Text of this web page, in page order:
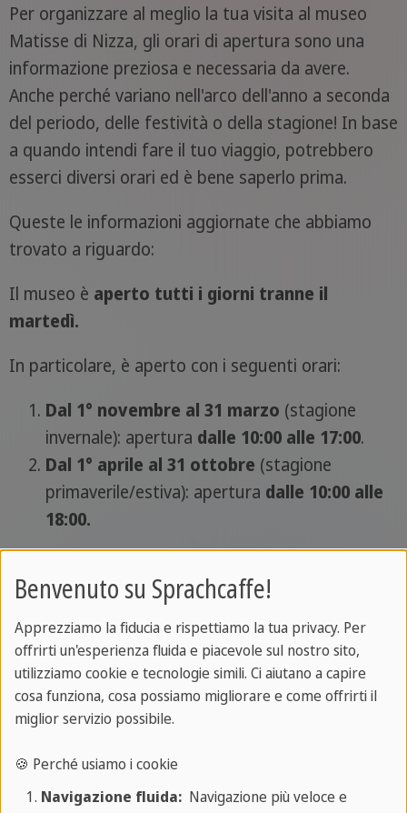
Per organizzare al meglio la tua visita al museo
Matisse di Nizza, gli orari di apertura sono una
informazione preziosa e necessaria da avere.
Anche perché variano nell'arco dell'anno a seconda
del periodo, delle festività o della stagione! In base
a quando intendi fare il tuo viaggio, potrebbero
esserci diversi orari ed è bene saperlo prima.
Queste le informazioni aggiornate che abbiamo
trovato a riguardo:
Il museo è aperto tutti i giorni tranne il
martedì.
In particolare, è aperto con i seguenti orari:
Dal 1° novembre al 31 marzo (stagione
invernale): apertura dalle 10:00 alle 17:00.
Dal 1° aprile al 31 ottobre (stagione
primaverile/estiva): apertura dalle 10:00 alle
18:00.
ufficiale di chiusura, perciò se vuoi incastrare una
visita dell'ultimo minuto assicurati di fare il
biglietto entro le 16.30 o 17.30 a seconda della
stagione.
Il museo è chiuso nei giorni festivi
Attenzione! Verifica sempre sul sito ufficiale se
Benvenuto su Sprachcaffe!
Apprezziamo la fiducia e rispettiamo la tua privacy. Per
offrirti un'esperienza fluida e piacevole sul nostro sito,
utilizziamo cookie e tecnologie simili. Ci aiutano a capire
cosa funziona, cosa possiamo migliorare e come offrirti il
miglior servizio possibile.
🍪 Perché usiamo i cookie
Navigazione fluida:Navigazione più veloce e